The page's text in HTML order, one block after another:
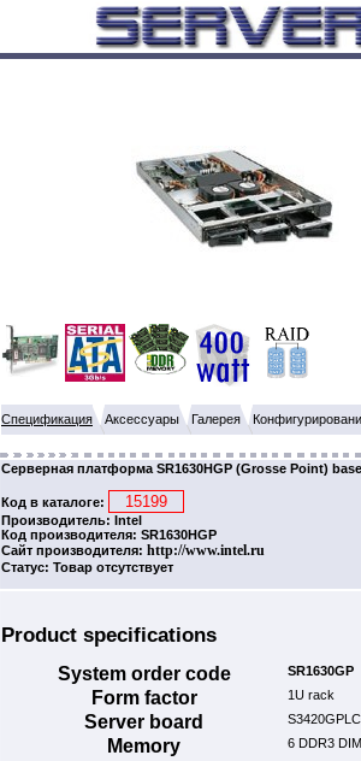
Спецификация Аксессуары Галерея
Серверная платформа SR1630HGP (Grosse Point)
Код в каталоге:
Производитель: Intel
Код производителя: SR1630HGP
Сайт производителя: http://www.intel.ru
Статус: Товар отсутствует
Product specifications
System order code SR1630GP
Form factor 1U rack
Server board S3420GPLC
Memory
6 DDR3